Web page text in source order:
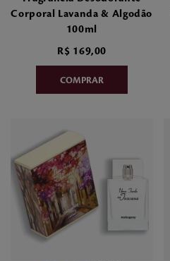
Corporal Lavanda & Algodão
100ml
R$ 169,00